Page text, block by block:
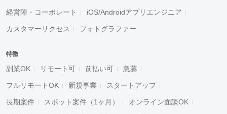
経営陣・コーポレート iOS/Androidアプリエンジニア
カスタマーサクセス フォトグラファー
特徴
副業OK リモート可 前払い可 急募
フルリモートOK 新規事業 スタートアップ
長期案件 スポット案件（1ヶ月） オンライン面談OK